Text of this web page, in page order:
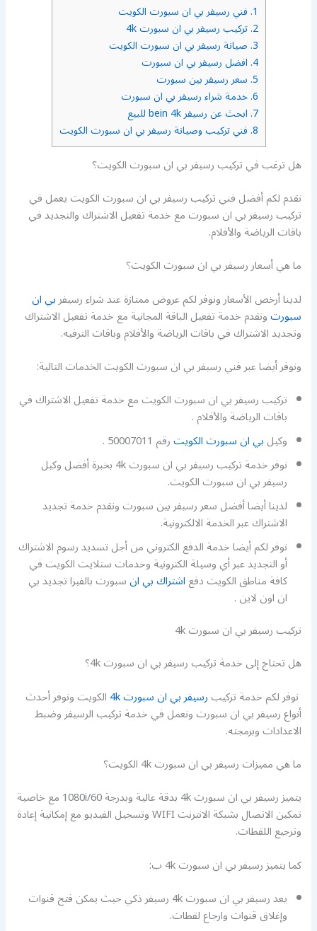
1. فني رسيفر بي ان سبورت الكويت
2. تركيب رسيفر بي ان سبورت 4k
3. صيانة رسيفر بي ان سبورت الكويت
4. افضل رسيفر بي ان سبورت
5. سعر رسيفر بين سبورت
6. خدمة شراء رسيفر بي ان سبورت
7. ابحث عن رسيفر bein 4k للبيع
8. فني تركيب وصيانة رسيفر بي ان سبورت الكويت
هل ترغب في تركيب رسيفر بي ان سبورت الكويت؟
نقدم لكم أفضل فني تركيب رسيفر بي ان سبورت الكويت يعمل في
تركيب رسيفر بي ان سبورت مع خدمة تفعيل الاشتراك والتجديد في
باقات الرياضة والأفلام.
ما هي أسعار رسيفر بي ان سبورت الكويت؟
لدينا أرخص الأسعار ونوفر لكم عروض ممتازة عند شراء رسيفربي ان
سبورتونقدم خدمة تفعيل الباقة المجانية مع خدمة تفعيل الاشتراك
وتجديد الاشتراك في باقات الرياضة والأفلام وباقات الترفيه.
ونوفر أيضا عبر فني رسيفر بي ان سبورت الكويت الخدمات التالية:
تركيب رسيفر بي ان سبورت الكويت مع خدمة تفعيل الاشتراك في
باقات الرياضة والأفلام .
وكيلبي ان سبورت الكويترقم 50007011 .
نوفر خدمة تركيب رسيفر بي ان سبورت 4k بخبرة أفضل وكيل
رسيفر بي ان سبورت الكويت.
لدينا أيضا أفضل سعر رسيفر بين سبورت ونقدم خدمة تجديد
الاشتراك عبر الخدمة الالكترونية.
نوفر لكم أيضا خدمة الدفع الكتروني من أجل تسديد رسوم الاشتراك
أو التجديد عبر أي وسيلة الكترونية وخدمات ستلايت الكويت في
كافة مناطق الكويت دفعاشتراك بي انسبورت بالفيزا تجديد بي
ان اون لاين .
تركيب رسيفر بي ان سبورت 4k
هل تحتاج إلى خدمة تركيب رسيفر بي ان سبورت 4k؟
نوفر لكم خدمة تركيبرسيفر بي ان سبورت 4k الكويت ونوفر أحدث
أنواع رسيفر بي ان سبورت ونعمل في خدمة تركيب الرسيفر وضبط
الاعدادات وبرمجته.
ما هي مميزات رسيفر بي ان سبورت 4k الكويت؟
يتميز رسيفر بي ان سبورت 4k بدقة عالية وبدرجة 1080i/60 مع خاصية
تمكين الاتصال بشبكة الانترنت WIFI وتسجيل الفيديو مع إمكانية إعادة
وترجيع اللقطات.
كما يتميز رسيفر بي ان سبورت 4k ب:
يعد رسيفر بي ان سبورت 4k رسيفر ذكي حيث يمكن فتح قنوات
وإغلاق قنوات وارجاع لقطات.